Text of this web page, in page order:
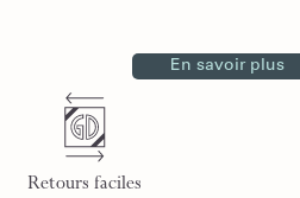
En savoir plus
Retours faciles